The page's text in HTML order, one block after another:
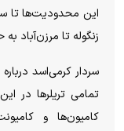
زنگوله تا مرزن‌آباد
سردار کرمی‌اسد
تمامی تریلر‌ها در
کامیون‌ها و